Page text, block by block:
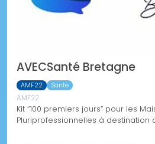
AVECSanté Bretagne
AMF22 Santé
AMF22
Kit “100 premiers jours” pour les
Pluriprofessionnelles à destination